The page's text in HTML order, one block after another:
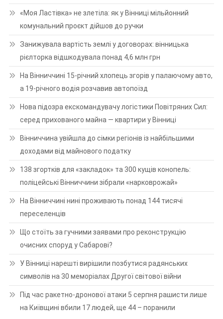
«Моя Ластівка» не злетіла: як у Вінниці мільйонний
комунальний проєкт дійшов до ручки
Занижувала вартість землі у договорах: вінницька
рієлторка відшкодувала понад 4,6 млн грн
На Вінниччині 15-річний хлопець згорів у палаючому авто,
а 19-річного водія розчавив автопоїзд
Нова підозра екскомандувачу логістики Повітряних Сил:
серед прихованого майна — квартири у Вінниці
Вінниччина увійшла до сімки регіонів із найбільшими
доходами від майнового податку
138 згортків для «закладок» та 300 кущів конопель:
поліцейські Вінниччини зібрали «нарковрожай»
На Вінниччині нині проживають понад 144 тисячі
переселенців
Що стоїть за гучними заявами про реконструкцію
очисних споруд у Сабарові?
У Вінниці нарешті вирішили позбутися радянських
символів на 30 меморіалах Другої світової війни
Під час ракетно-дронової атаки 5 серпня рашисти лише
на Київщині вбили 17 людей, ще 44 – поранили